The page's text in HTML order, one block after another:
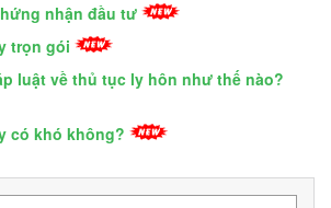
nhận đầu tư
trọn gói
luật về thủ tục ly hôn như thế nào?
có khó không?